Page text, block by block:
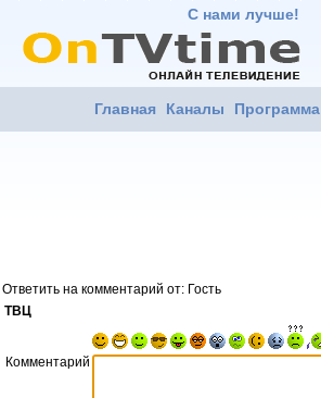
С нами лучше!
Главная Каналы Программа
Ответить на комментарий от: Гость
ТВЦ
Комментарий